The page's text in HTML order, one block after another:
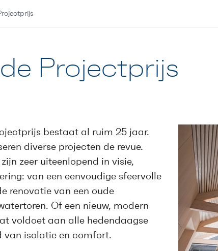
Projectprijs
bestaat al ruim 25 jaar.
diverse projecten de revue.
zeer uiteenlopend in visie,
van een eenvoudige sfeervolle
renovatie van een oude
Of een nieuw, modern
voldoet aan alle hedendaagse
van isolatie en comfort.